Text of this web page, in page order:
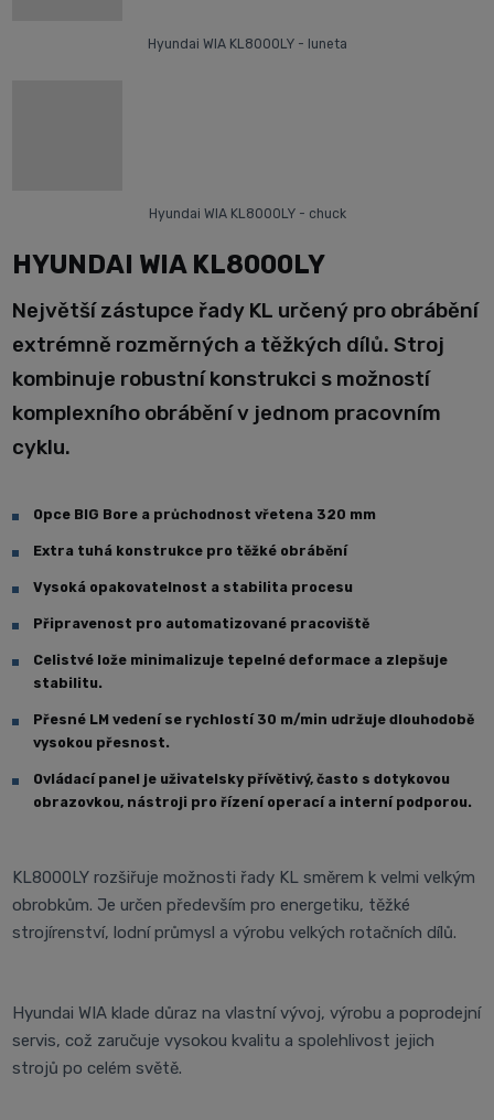
Hyundai WIA KL8000LY - luneta
Hyundai WIA KL8000LY - chuck
HYUNDAI WIA KL8000LY
Největší zástupce řady KL určený pro obrábění
extrémně rozměrných a těžkých dílů. Stroj
kombinuje robustní konstrukci s možností
komplexního obrábění v jednom pracovním
cyklu.
Opce BIG Bore a průchodnost vřetena 320 mm
Extra tuhá konstrukce pro těžké obrábění
Vysoká opakovatelnost a stabilita procesu
Připravenost pro automatizované pracoviště
Celistvé lože minimalizuje tepelné deformace a zlepšuje
stabilitu.
Přesné LM vedení se rychlostí 30 m/min udržuje dlouhodobě
vysokou přesnost.
Ovládací panel je uživatelsky přívětivý, často s dotykovou
obrazovkou, nástroji pro řízení operací a interní podporou.
KL8000LY rozšiřuje možnosti řady KL směrem k velmi velkým
obrobkům. Je určen především pro energetiku, těžké
strojírenství, lodní průmysl a výrobu velkých rotačních dílů.
Hyundai WIA klade důraz na vlastní vývoj, výrobu a poprodejní
servis, což zaručuje vysokou kvalitu a spolehlivost jejich
strojů po celém světě.